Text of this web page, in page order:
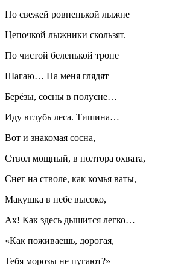
По свежей ровненькой лыжне
Цепочкой лыжники скользят.
По чистой беленькой тропе
Шагаю… На меня глядят
Берёзы, сосны в полусне…
Иду вглубь леса. Тишина…
Вот и знакомая сосна,
Ствол мощный, в полтора охвата,
Снег на стволе, как комья ваты,
Макушка в небе высоко,
Ах! Как здесь дышится легко…
«Как поживаешь, дорогая,
Тебя морозы не пугают?»